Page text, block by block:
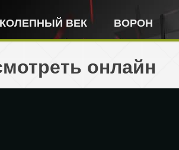
ВЕК ВОРОН
онлайн